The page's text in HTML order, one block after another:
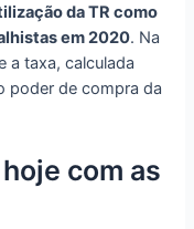
da TR como
em 2020. Na
a taxa, calculada
poder de compra da
com as